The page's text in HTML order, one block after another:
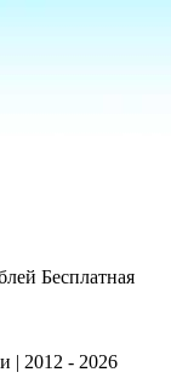
Бесплатная
| 2012 - 2026